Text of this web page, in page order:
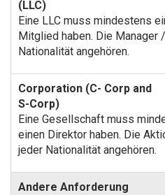
Eine LLC muss mindestens
Mitglied haben. Die
Nationalität angehören.
Eine Gesellschaft muss
einen Direktor haben. Die
jeder Nationalität angehören.
Andere Anforderung